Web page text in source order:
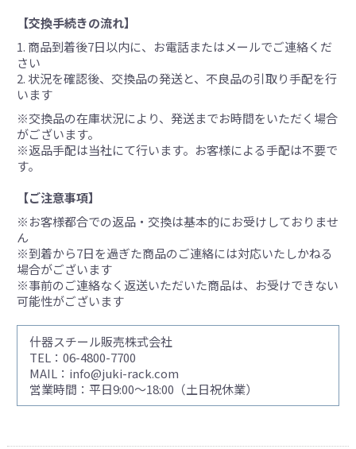
【交換手続きの流れ】
商品到着後7日以内に、お電話またはメールでご連絡くだ
さい
状況を確認後、交換品の発送と、不良品の引取り手配を行
います
※交換品の在庫状況により、発送までお時間をいただく場合
がございます。
※返品手配は当社にて行います。お客様による手配は不要で
す。
【ご注意事項】
※お客様都合での返品・交換は基本的にお受けしておりませ
ん
※到着から7日を過ぎた商品のご連絡には対応いたしかねる
場合がございます
※事前のご連絡なく返送いただいた商品は、お受けできない
可能性がございます
什器スチール販売株式会社
TEL：06-4800-7700
MAIL：info@juki-rack.com
営業時間：平日9:00～18:00（土日祝休業）